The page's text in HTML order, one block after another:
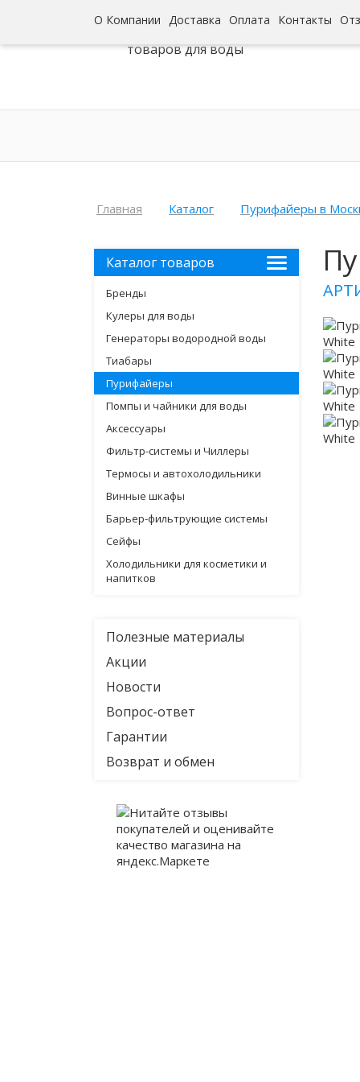
О Компании Доставка Оплата Контакты
Интернет-гипермаркет
товаров для воды
Главная Каталог Пурифайеры в
Каталог товаров
Бренды
Кулеры для воды
Генераторы водородной воды
Тиабары
Пурифайеры
Помпы и чайники для воды
Аксессуары
Фильтр-системы и Чиллеры
Термосы и автохолодильники
Винные шкафы
Барьер-фильтрующие системы
Сейфы
Холодильники для косметики и
напитков
Полезные материалы
Акции
Новости
Вопрос-ответ
Гарантии
Возврат и обмен